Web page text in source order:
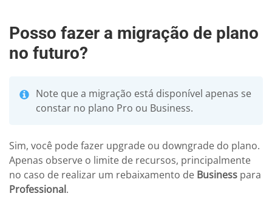
Posso fazer a migração de plano
no futuro?
Note que a migração está disponível apenas se
constar no plano Pro ou Business.
Sim, você pode fazer upgrade ou downgrade do plano.
Apenas observe o limite de recursos, principalmente
no caso de realizar um rebaixamento de Business para
Professional.